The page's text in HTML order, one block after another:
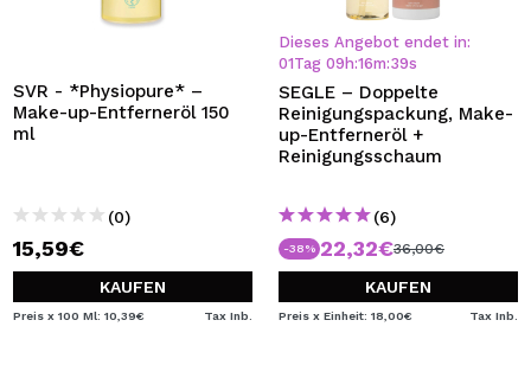
SVR - *Physiopure* –
Make-up-Entferneröl 150
ml
(0)
15,59€
KAUFEN
Preis x 100 Ml: 10,39€ Tax Inb.
Dieses Angebot endet in:
01Tag 09 h:16m:38s
SEGLE – Doppelte
Reinigungspackung, Make-
up-Entferneröl +
Reinigungsschaum
(6)
-38% 22,32€36,00€
KAUFEN
Preis x Einheit: 18,00€ Tax Inb.